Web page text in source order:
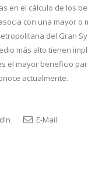
en el cálculo de los
con una mayor o
del Gran
más alto tienen
el mayor beneficio
actualmente.
E-Mail